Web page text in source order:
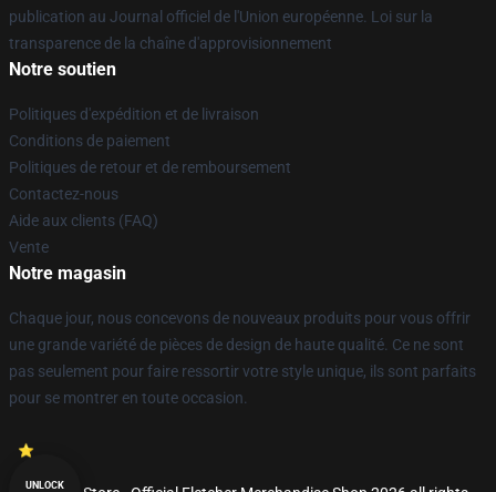
publication au Journal officiel de l'Union européenne. Loi sur la
transparence de la chaîne d'approvisionnement
Notre soutien
Politiques d'expédition et de livraison
Conditions de paiement
Politiques de retour et de remboursement
Contactez-nous
Aide aux clients (FAQ)
Vente
Notre magasin
Chaque jour, nous concevons de nouveaux produits pour vous offrir
une grande variété de pièces de design de haute qualité. Ce ne sont
pas seulement pour faire ressortir votre style unique, ils sont parfaits
pour se montrer en toute occasion.
UNLOCK